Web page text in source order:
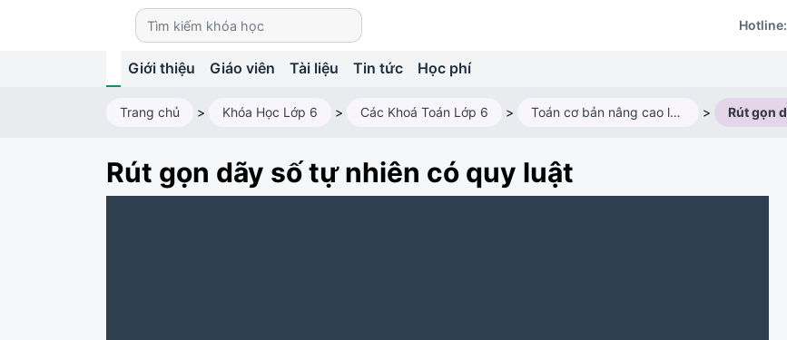
Hotline:
Giới thiệu Giáo viên Tài liệu Tin tức Học phí
Trang chủ > Khóa Học Lớp 6 > Các Khoá Toán Lớp 6 > Toán cơ bản nâng cao lớp 6AV4 (2025 - 2026) >
Rút gọn dãy số tự nhiên có quy luật